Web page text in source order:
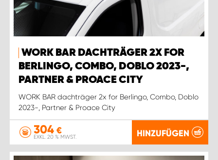
WORK BAR DACHTRÄGER 2X FOR
BERLINGO, COMBO, DOBLO 2023-,
PARTNER & PROACE CITY
WORK BAR dachträger 2x for Berlingo, Combo, Doblo
2023-, Partner & Proace City
304 €
EXKL. 20 % MWST. HINZUFÜGEN